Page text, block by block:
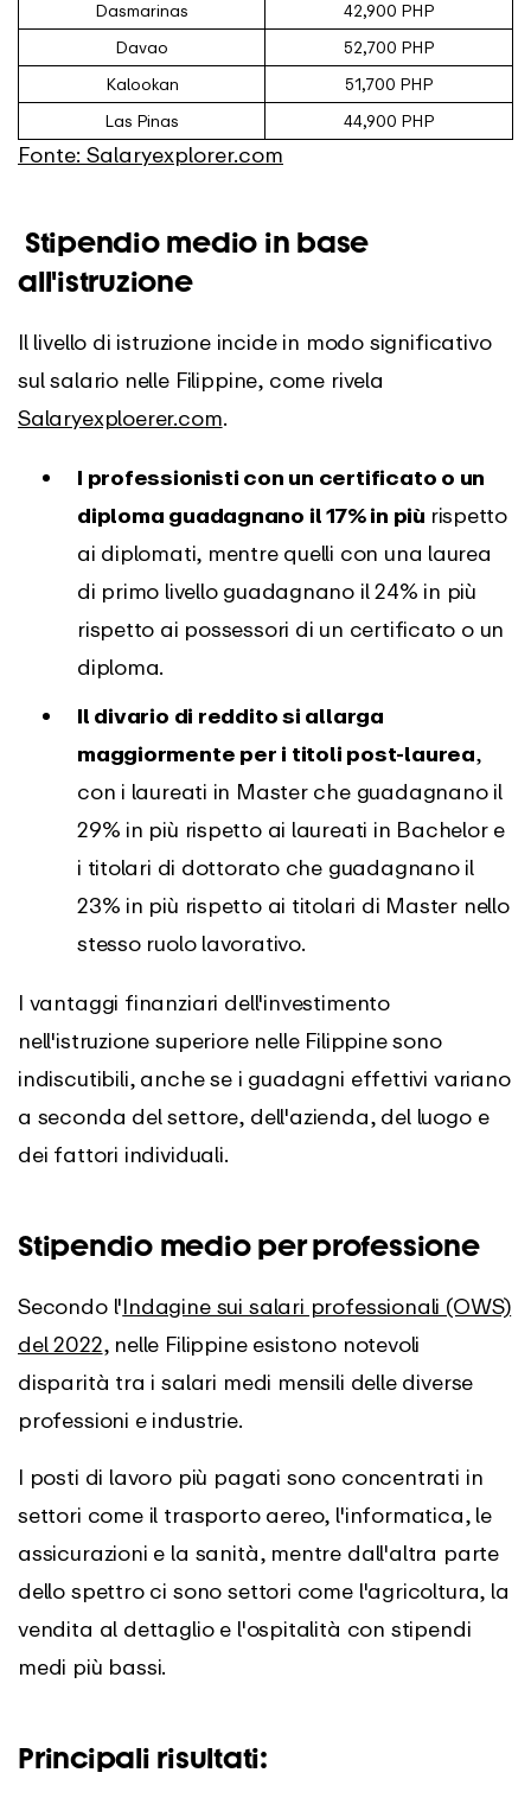
Dasmarinas
42,900 PHP
Davao
52,700 PHP
Kalookan
51,700 PHP
Las Pinas
44,900 PHP
Fonte: Salaryexplorer.com
Stipendio medio in base
all'istruzione
Il livello di istruzione incide in modo significativo
sul salario nelle Filippine, come rivela
Salaryexploerer.com.
I professionisti con un certificato o un
diploma guadagnano il 17% in più rispetto
ai diplomati, mentre quelli con una laurea
di primo livello guadagnano il 24% in più
rispetto ai possessori di un certificato o un
diploma.
Il divario di reddito si allarga
maggiormente per i titoli post-laurea,
con i laureati in Master che guadagnano il
29% in più rispetto ai laureati in Bachelor e
i titolari di dottorato che guadagnano il
23% in più rispetto ai titolari di Master nello
stesso ruolo lavorativo.
I vantaggi finanziari dell'investimento
nell'istruzione superiore nelle Filippine sono
indiscutibili, anche se i guadagni effettivi variano
a seconda del settore, dell'azienda, del luogo e
dei fattori individuali.
Stipendio medio per professione
Secondo l'Indagine sui salari professionali (OWS)
del 2022, nelle Filippine esistono notevoli
disparità tra i salari medi mensili delle diverse
professioni e industrie.
I posti di lavoro più pagati sono concentrati in
settori come il trasporto aereo, l'informatica, le
assicurazioni e la sanità, mentre dall'altra parte
dello spettro ci sono settori come l'agricoltura, la
vendita al dettaglio e l'ospitalità con stipendi
medi più bassi.
Principali risultati: